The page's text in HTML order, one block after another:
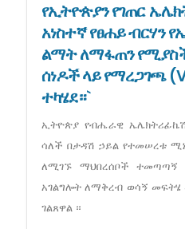
የኢትዮጵያን የገጠር
አነስተኛ የፀሐይ ብርሃን
ልማት ለማፋጠን
ሰነዶች ላይ የማረጋገጫ
ተካሄደ።`
ኢትዮጵያ የብሔራዊ
ሳለች በታዳሽ ኃይል የተመሠረቱ
ለሚገኙ ማህበረሰቦች ተመጣጣኝ
አገልግሎት ለማቅረብ ወሳኝ
ገልጸዋል ።